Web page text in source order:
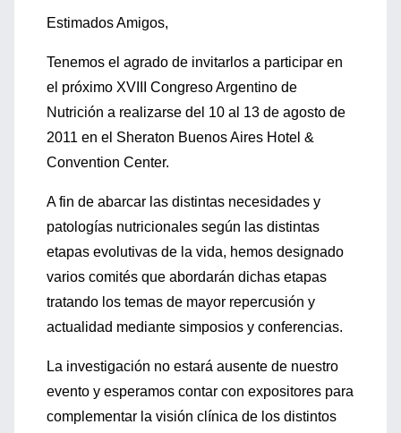
Estimados Amigos,
Tenemos el agrado de invitarlos a participar en
el próximo XVIII Congreso Argentino de
Nutrición a realizarse del 10 al 13 de agosto de
2011 en el Sheraton Buenos Aires Hotel &
Convention Center.
A fin de abarcar las distintas necesidades y
patologías nutricionales según las distintas
etapas evolutivas de la vida, hemos designado
varios comités que abordarán dichas etapas
tratando los temas de mayor repercusión y
actualidad mediante simposios y conferencias.
La investigación no estará ausente de nuestro
evento y esperamos contar con expositores para
complementar la visión clínica de los distintos